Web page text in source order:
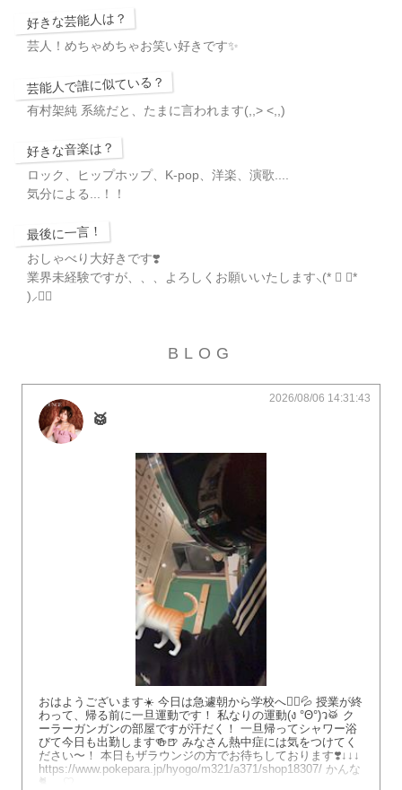
好きな芸能人は？
芸人！めちゃめちゃお笑い好きです✨
芸能人で誰に似ている？
有村架純 系統だと、たまに言われます(,,> <,,)
好きな音楽は？
ロック、ヒップホップ、K‐pop、洋楽、演歌....
気分による...！！
最後に一言！
おしゃべり大好きです❣️
業界未経験ですが、、、よろしくお願いいたします⸜(* ॑ ॑*
)⸝❤️‍🔥
BLOG
🥁
2026/08/06 14:31:43
おはようございます☀️ 今日は急遽朝から学校へ🏃‍♂️💦 授業が終
わって、帰る前に一旦運動です！ 私なりの運動(ง °Θ°)ว🥁 ク
ーラーガンガンの部屋ですが汗だく！ 一旦帰ってシャワー浴
びて今日も出勤します🍻🍺 みなさん熱中症には気をつけてく
ださい〜！ 本日もザラウンジの方でお待ちしております❣️↓↓↓
https://www.pokepara.jp/hyogo/m321/a371/shop18307/ かんな
🐈⸒⸒⸒⸒♡